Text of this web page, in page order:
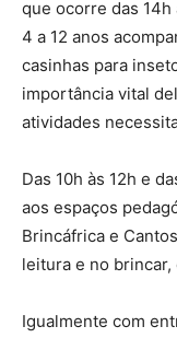
que ocorre das 14h
4 a 12 anos
casinhas para
importância vital
atividades
Das 10h às 12h e
aos espaços
Brincáfrica e
leitura e no
Igualmente com